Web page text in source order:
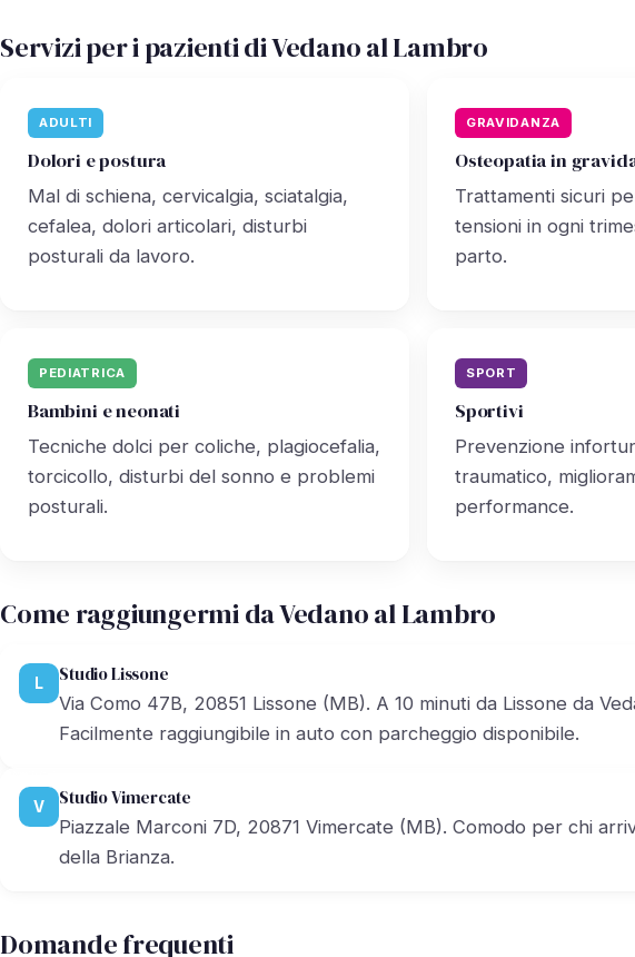
Servizi per i pazienti di Vedano al Lambro
ADULTI
Dolori e postura
Mal di schiena, cervicalgia, sciatalgia,
cefalea, dolori articolari, disturbi
posturali da lavoro.
GRAVIDANZA
Osteopatia in
Trattamenti sicuri
tensioni in ogni
parto.
PEDIATRICA
Bambini e neonati
Tecniche dolci per coliche, plagiocefalia,
torcicollo, disturbi del sonno e problemi
posturali.
SPORT
Sportivi
Prevenzione
traumatico,
performance.
Come raggiungermi da Vedano al Lambro
L Studio Lissone
Via Como 47B, 20851 Lissone (MB). A 10 minuti da Lissone da
Facilmente raggiungibile in auto con parcheggio disponibile.
V Studio Vimercate
Piazzale Marconi 7D, 20871 Vimercate (MB). Comodo per chi
della Brianza.
Domande frequenti